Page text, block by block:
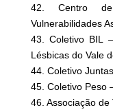
42. Centro
Vulnerabilidades
43. Coletivo BIL
Lésbicas do Vale
44. Coletivo
45. Coletivo Peso
46. Associação